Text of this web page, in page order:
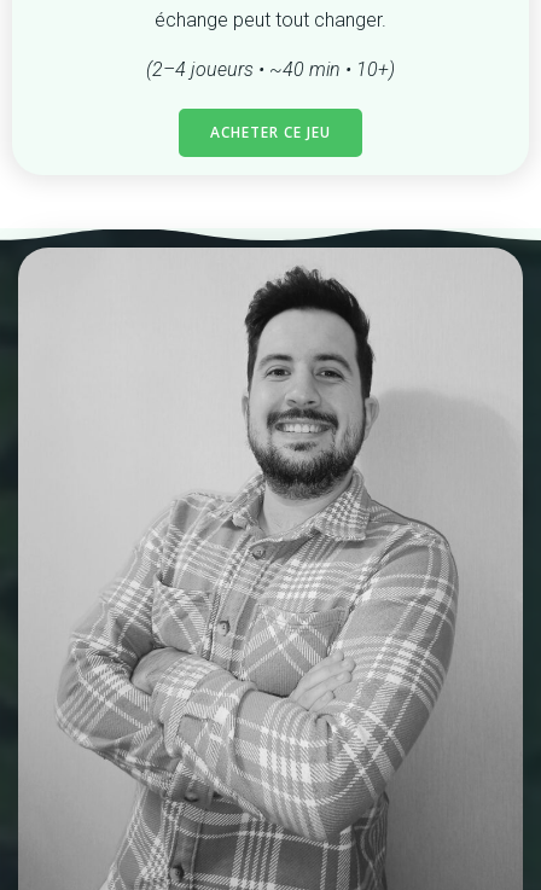
échange peut tout changer.
(2–4 joueurs • ~40 min • 10+)
ACHETER CE JEU